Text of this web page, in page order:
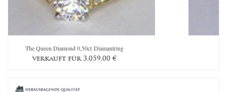
The Queen Diamond 0,50ct Diamantring
verkauft für3.059,00€